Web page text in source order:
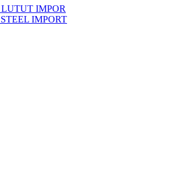
IMPOR
IMPORT